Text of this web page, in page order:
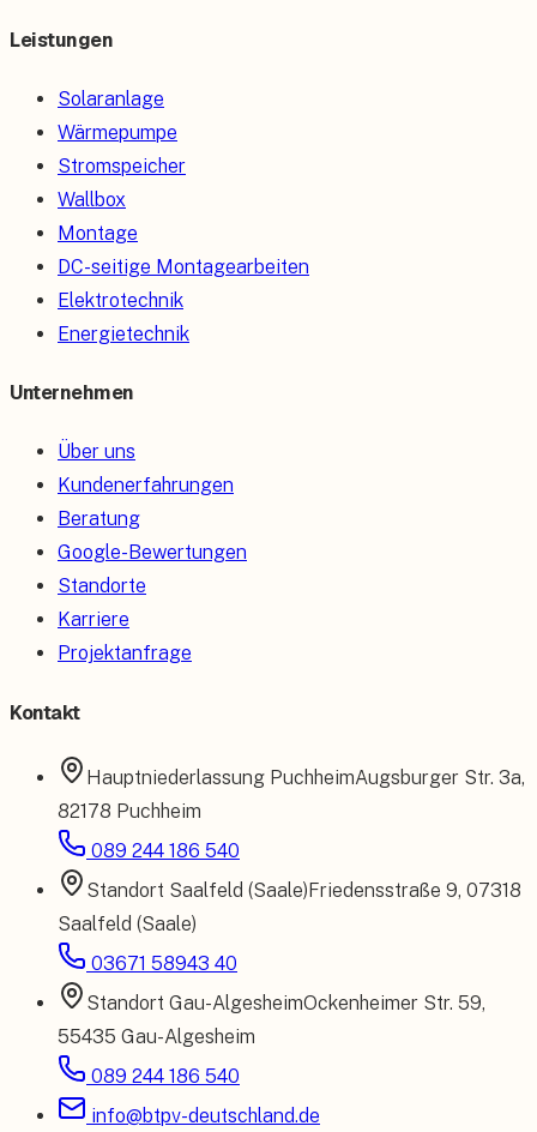
Leistungen
Solaranlage
Wärmepumpe
Stromspeicher
Wallbox
Montage
DC-seitige Montagearbeiten
Elektrotechnik
Energietechnik
Unternehmen
Über uns
Kundenerfahrungen
Beratung
Google-Bewertungen
Standorte
Karriere
Projektanfrage
Kontakt
Hauptniederlassung PuchheimAugsburger Str. 3a,
82178 Puchheim
089 244 186 540
Standort Saalfeld (Saale)Friedensstraße 9, 07318
Saalfeld (Saale)
03671 58943 40
Standort Gau-AlgesheimOckenheimer Str. 59,
55435 Gau-Algesheim
089 244 186 540
info@btpv-deutschland.de